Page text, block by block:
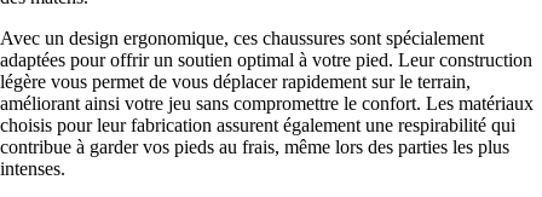
Avec un design ergonomique, ces chaussures sont spécialement
adaptées pour offrir un soutien optimal à votre pied. Leur construction
légère vous permet de vous déplacer rapidement sur le terrain,
améliorant ainsi votre jeu sans compromettre le confort. Les matériaux
choisis pour leur fabrication assurent également une respirabilité qui
contribue à garder vos pieds au frais, même lors des parties les plus
intenses.